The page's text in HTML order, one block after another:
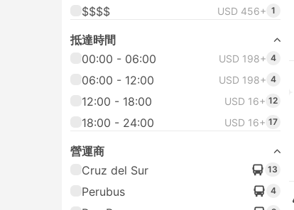
$$$$
USD 456+ 1
抵達時間
00:00 - 06:00
USD 198+ 4
06:00 - 12:00 USD 198+ 4
12:00 - 18:00 USD 16+ 12
18:00 - 24:00 USD 16+ 17
營運商
Cruz del Sur
13
Perubus 4